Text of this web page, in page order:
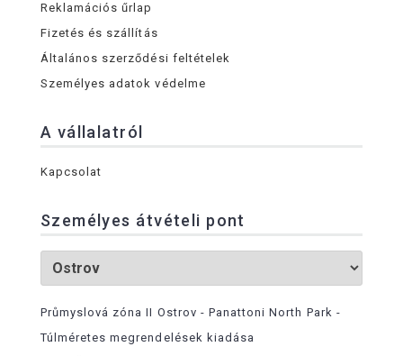
Reklamációs űrlap
Fizetés és szállítás
Általános szerződési feltételek
Személyes adatok védelme
A vállalatról
Kapcsolat
Személyes átvételi pont
Průmyslová zóna II Ostrov - Panattoni North Park -
Túlméretes megrendelések kiadása